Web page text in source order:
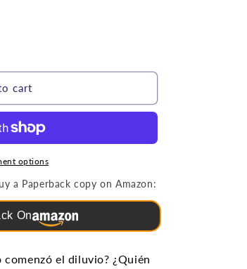
cart
options
a Paperback copy on Amazon:
On
el diluvio? ¿Quién